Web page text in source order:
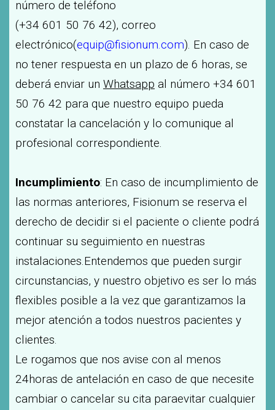
número de teléfono
(+34 601 50 76 42), correo
electrónico(equip@fisionum.com). En caso de
no tener respuesta en un plazo de 6 horas, se
deberá enviar un Whatsapp al número +34 601
50 76 42 para que nuestro equipo pueda
constatar la cancelación y lo comunique al
profesional correspondiente.
Incumplimiento: En caso de incumplimiento de
las normas anteriores, Fisionum se reserva el
derecho de decidir si el paciente o cliente podrá
continuar su seguimiento en nuestras
instalaciones.Entendemos que pueden surgir
circunstancias, y nuestro objetivo es ser lo más
flexibles posible a la vez que garantizamos la
mejor atención a todos nuestros pacientes y
clientes.
Le rogamos que nos avise con al menos
24horas de antelación en caso de que necesite
cambiar o cancelar su cita paraevitar cualquier